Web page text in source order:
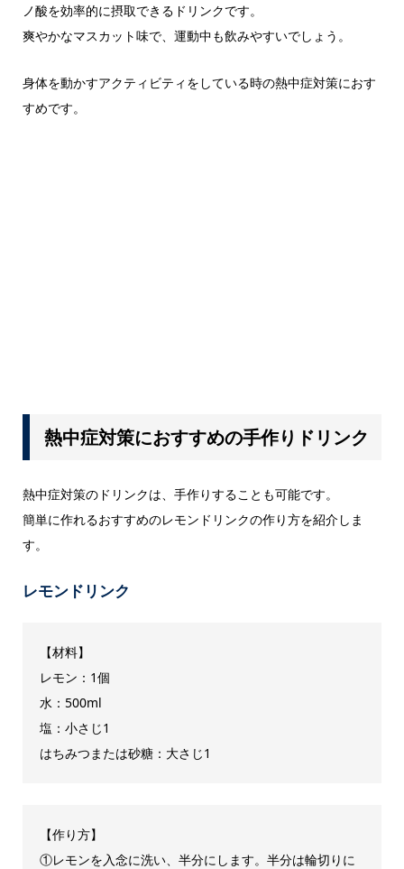
ノ酸を効率的に摂取できるドリンクです。
爽やかなマスカット味で、運動中も飲みやすいでしょう。
身体を動かすアクティビティをしている時の熱中症対策におす
すめです。
熱中症対策におすすめの手作りドリンク
熱中症対策のドリンクは、手作りすることも可能です。
簡単に作れるおすすめのレモンドリンクの作り方を紹介しま
す。
レモンドリンク
【材料】
レモン：1個
水：500ml
塩：小さじ1
はちみつまたは砂糖：大さじ1
【作り方】
①レモンを入念に洗い、半分にします。半分は輪切りに